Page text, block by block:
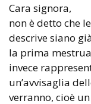
Cara signora,
non è detto che
descrive siano
la prima
invece
un’avvisaglia
verranno, cioè